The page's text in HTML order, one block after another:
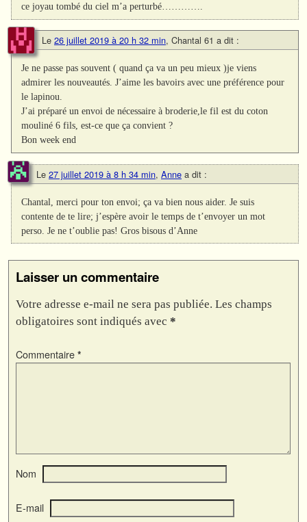
ce joyau tombé du ciel m’a perturbé………….
Le 26 juillet 2019 à 20 h 32 min, Chantal 61 a dit :
Je ne passe pas souvent ( quand ça va un peu mieux )je viens
admirer les nouveautés. J’aime les bavoirs avec une préférence pour
le lapinou.
J’ai préparé un envoi de nécessaire à broderie,le fil est du coton
mouliné 6 fils, est-ce que ça convient ?
Bon week end
Le 27 juillet 2019 à 8 h 34 min, Anne a dit :
Chantal, merci pour ton envoi; ça va bien nous aider. Je suis
contente de te lire; j’espère avoir le temps de t’envoyer un mot
perso. Je ne t’oublie pas! Gros bisous d’Anne
Laisser un commentaire
Votre adresse e-mail ne sera pas publiée. Les champs
obligatoires sont indiqués avec *
Commentaire *
Nom
E-mail